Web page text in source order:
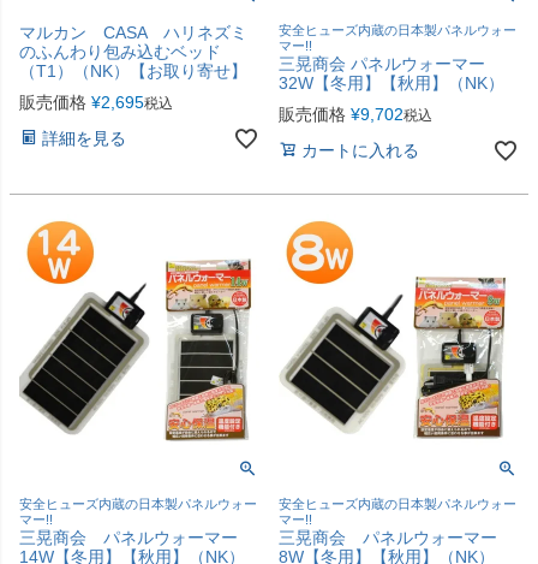
マルカン CASA ハリネズミ
のふんわり包み込むベッド
（T1）（NK）【お取り寄せ】
販売価格 ¥2,695税込
詳細を見る
安全ヒューズ内蔵の日本製パネルウォー
マー!!
三晃商会 パネルウォーマー
32W【冬用】【秋用】（NK）
販売価格 ¥9,702税込
カートに入れる
安全ヒューズ内蔵の日本製パネルウォー
マー!!
三晃商会 パネルウォーマー
14W【冬用】【秋用】（NK）
安全ヒューズ内蔵の日本製パネルウォー
マー!!
三晃商会 パネルウォーマー
8W【冬用】【秋用】（NK）